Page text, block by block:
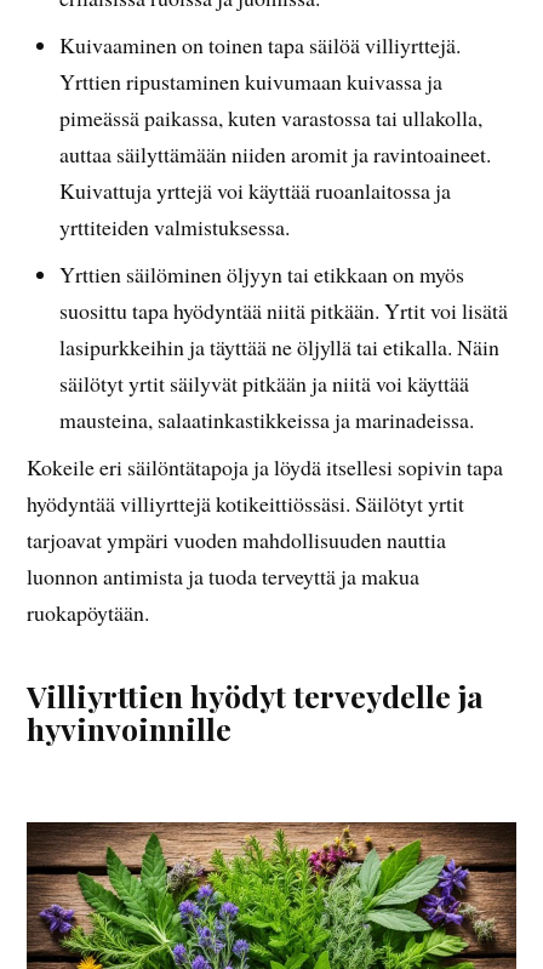
Kuivaaminen on toinen tapa säilöä villiyrttejä.
Yrttien ripustaminen kuivumaan kuivassa ja
pimeässä paikassa, kuten varastossa tai ullakolla,
auttaa säilyttämään niiden aromit ja ravintoaineet.
Kuivattuja yrttejä voi käyttää ruoanlaitossa ja
yrttiteiden valmistuksessa.
Yrttien säilöminen öljyyn tai etikkaan on myös
suosittu tapa hyödyntää niitä pitkään. Yrtit voi lisätä
lasipurkkeihin ja täyttää ne öljyllä tai etikalla. Näin
säilötyt yrtit säilyvät pitkään ja niitä voi käyttää
mausteina, salaatinkastikkeissa ja marinadeissa.
Kokeile eri säilöntätapoja ja löydä itsellesi sopivin tapa
hyödyntää villiyrttejä kotikeittiössäsi. Säilötyt yrtit
tarjoavat ympäri vuoden mahdollisuuden nauttia
luonnon antimista ja tuoda terveyttä ja makua
ruokapöytään.
Villiyrttien hyödyt terveydelle ja
hyvinvoinnille